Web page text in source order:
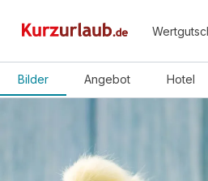
Bilder Angebot Hotel